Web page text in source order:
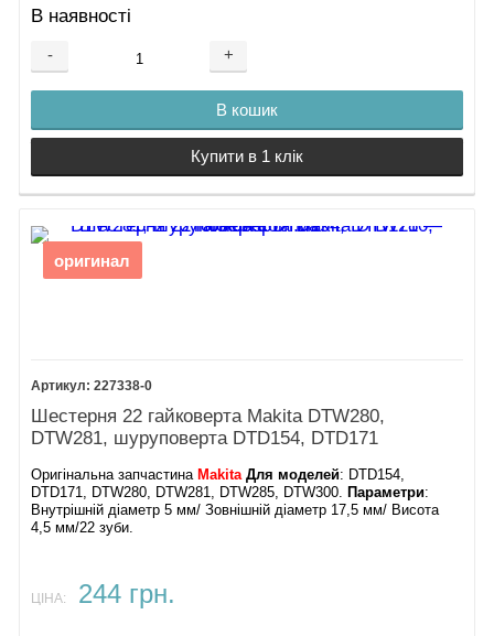
В наявності
- +
В кошик
Купити в 1 клік
оригинал
227338-0
Шестерня 22 гайковерта Makita DTW280,
DTW281, шуруповерта DTD154, DTD171
Оригінальна запчастина Makita Для моделей: DTD154,
DTD171, DTW280, DTW281, DTW285, DTW300. Параметри:
Внутрішній діаметр 5 мм/ Зовнішній діаметр 17,5 мм/ Висота
4,5 мм/22 зуби.
ЦІНА: 244 грн.